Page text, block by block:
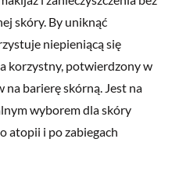
skóry. By uniknąć
niepieniącą się
korzystny, potwierdzony w
na barierę skórną. Jest na
wyborem dla skóry
atopii i po zabiegach